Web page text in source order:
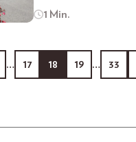
1 Min.
… 17 18 19 … 33